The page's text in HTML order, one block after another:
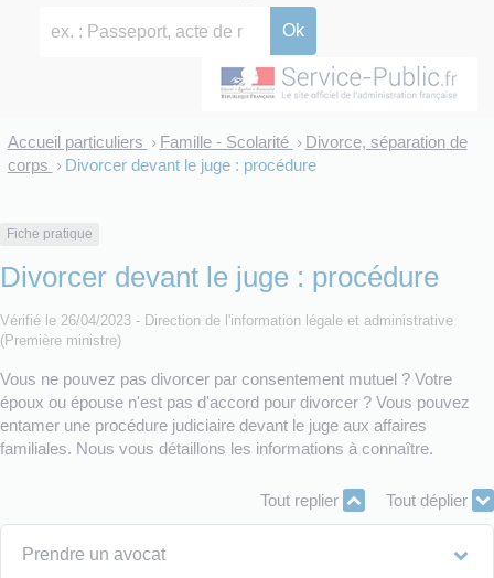
Accueil particuliers > Famille - Scolarité > Divorce, séparation de
corps > Divorcer devant le juge : procédure
Fiche pratique
Divorcer devant le juge : procédure
Vérifié le 26/04/2023 - Direction de l'information légale et administrative
(Première ministre)
Vous ne pouvez pas divorcer par consentement mutuel ? Votre
époux ou épouse n'est pas d'accord pour divorcer ? Vous pouvez
entamer une procédure judiciaire devant le juge aux affaires
familiales. Nous vous détaillons les informations à connaître.
Tout replier Tout déplier
Prendre un avocat